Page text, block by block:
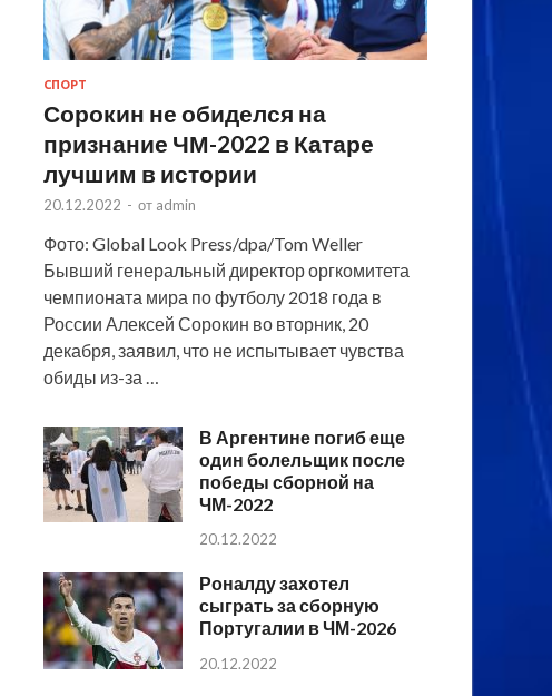
СПОРТ
Сорокин не обиделся на
признание ЧМ-2022 в Катаре
лучшим в истории
20.12.2022 - от admin
Фото: Global Look Press/dpa/Tom Weller
Бывший генеральный директор оргкомитета
чемпионата мира по футболу 2018 года в
России Алексей Сорокин во вторник, 20
декабря, заявил, что не испытывает чувства
обиды из-за …
В Аргентине погиб еще
один болельщик после
победы сборной на
ЧМ-2022
20.12.2022
Роналду захотел
сыграть за сборную
Португалии в ЧМ-2026
20.12.2022